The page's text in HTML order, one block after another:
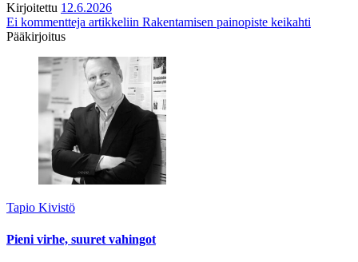
Kirjoitettu 12.6.2026
Ei kommentteja artikkeliin Rakentamisen painopiste keikahti
Pääkirjoitus
Tapio Kivistö
Pieni virhe, suuret vahingot